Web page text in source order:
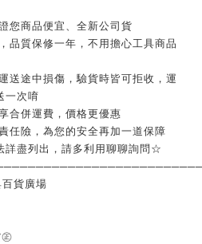
您商品便宜、全新公司貨
品質保修一年，不用擔心工具商品
送途中損傷，驗貨時皆可拒收，運
一次唷
合併運費，價格更優惠
任險，為您的安全再加一道保障
盡列出，請多利用聊聊詢問☆
貨廣場